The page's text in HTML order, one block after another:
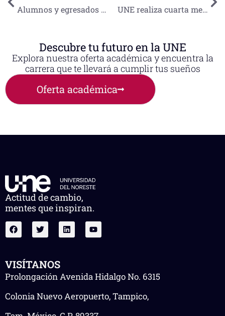
Alumnos y egresados UNE participan en Taller de Abordaje del Trauma Complejo Impartido por COPSITAM UNE realiza cuarta mesa de trabajo para Consejo Consultivo IIS
Descubre tu futuro en la UNE
Explora nuestra oferta académica y encuentra la
carrera que te llevará a cumplir tus sueños
Oferta académica
Actitud de cambio,
mentes que inspiran.
VISÍTANOS
Prolongación Avenida Hidalgo No. 6315
Colonia Nuevo Aeropuerto, Tampico,